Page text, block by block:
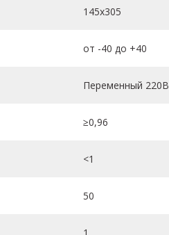
145х305
от -40 до +40
Переменный 220В
≥0,96
<1
50